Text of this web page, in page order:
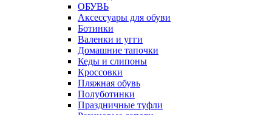
ОБУВЬ
Аксессуары для обуви
Ботинки
Валенки и угги
Домашние тапочки
Кеды и слипоны
Кроссовки
Пляжная обувь
Полуботинки
Праздничные туфли